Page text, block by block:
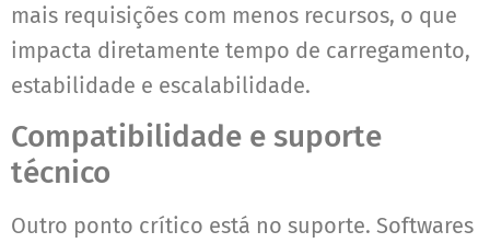
mais requisições com menos recursos, o que
impacta diretamente tempo de carregamento,
estabilidade e escalabilidade.
Compatibilidade e suporte
técnico
Outro ponto crítico está no suporte. Softwares